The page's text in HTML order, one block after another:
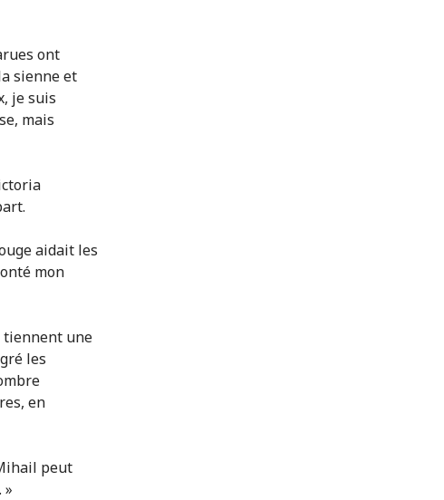
ont
sienne et
je suis
mais
aidait les
mon
tiennent une
les
en
peut